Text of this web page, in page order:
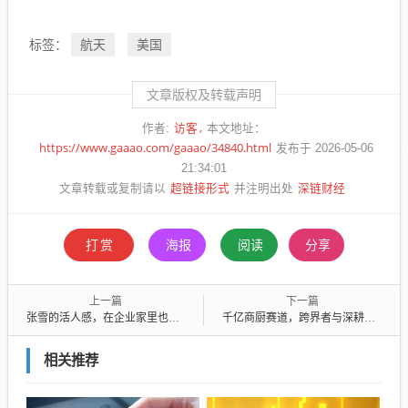
标签： 航天 美国
文章版权及转载声明
作者: 访客 本文地址：
https://www.gaaao.com/gaaao/34840.html 发布于 2026-05-06
21:34:01
文章转载或复制请以 超链接形式 并注明出处 深链财经
打赏 海报 阅读 分享
上一篇
张雪的活人感，在企业家里也难得一见
下一篇
千亿商厨赛道，跨界者与深耕者面临怎样的时机选择？
相关推荐